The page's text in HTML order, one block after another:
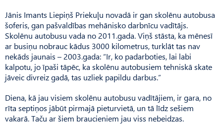
Jānis Imants Liepiņš Priekuļu novadā ir gan skolēnu autobusa
šoferis, gan pašvaldības mehānisko darbnīcu vadītājs.
Skolēnu autobusu vada no 2011.gada. Viņš stāsta, ka mēnesī
ar busiņu nobrauc kādus 3000 kilometrus, turklāt tas nav
nekāds jaunais – 2003.gada: “Ir, ko padarboties, lai labi
kalpotu, jo īpaši tāpēc, ka skolēnu autobusiem tehniskā skate
jāveic divreiz gadā, tas uzliek papildu darbus.”
Diena, kā jau visiem skolēnu autobusu vadītājiem, ir gara, no
rīta septiņos jābūt pirmajā pieturvietā, un tā līdz sešiem
vakarā. Taču ar šiem braucieniem jau viss nebeidzas.